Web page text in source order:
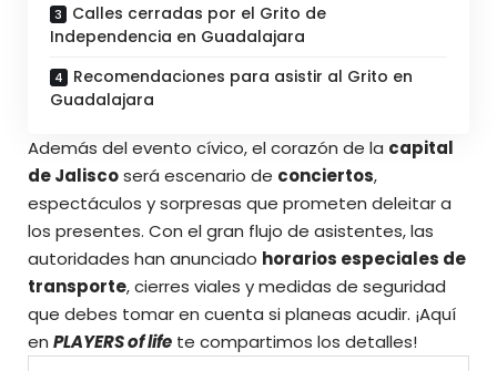
Calles cerradas por el Grito de
Independencia en Guadalajara
Recomendaciones para asistir al Grito en
Guadalajara
Además del evento cívico, el corazón de la capital
de Jaliscoserá escenario de conciertos,
espectáculos y sorpresas que prometen deleitar a
los presentes. Con el gran flujo de asistentes, las
autoridades han anunciado horarios especiales de
transporte, cierres viales y medidas de seguridad
que debes tomar en cuenta si planeas acudir. ¡Aquí
en PLAYERS of life te compartimos los detalles!